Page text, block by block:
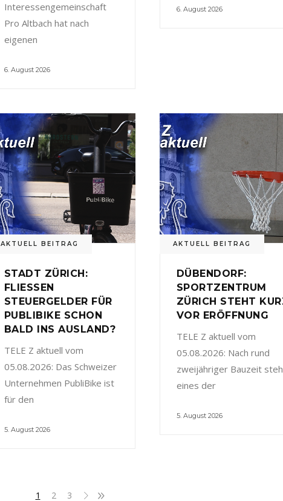
Interessengemeinschaft
Pro Altbach hat nach
eigenen
6. August 2026
6. August 2026
AKTUELL BEITRAG
STADT ZÜRICH:
FLIESSEN
STEUERGELDER FÜR
PUBLIBIKE SCHON
BALD INS AUSLAND?
TELE Z aktuell vom
05.08.2026: Das Schweizer
Unternehmen PubliBike ist
für den
5. August 2026
AKTUELL BEITRAG
DÜBENDORF:
SPORTZENTRUM
ZÜRICH STEHT
VOR ERÖFFNUNG
TELE Z aktuell vom
05.08.2026: Nach rund
zweijähriger Bauzeit
eines der
5. August 2026
1 2 3